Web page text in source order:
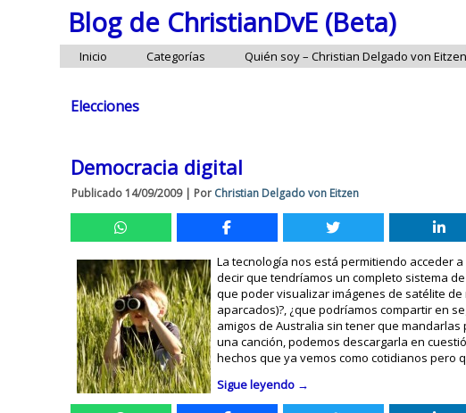
Blog de ChristianDvE (Beta)
Inicio Categorías Quién soy – Christian Delgado von Eitzen
Elecciones
Democracia digital
Publicado14/09/2009| Por Christian Delgado von Eitzen
La tecnología nos está permitiendo acceder
decir que tendríamos un completo sistema
que poder visualizar imágenes de satélite
aparcados)?, ¿que podríamos compartir en
amigos de Australia sin tener que
una canción, podemos descargarla en
hechos que ya vemos como cotidianos pero
Sigue leyendo →